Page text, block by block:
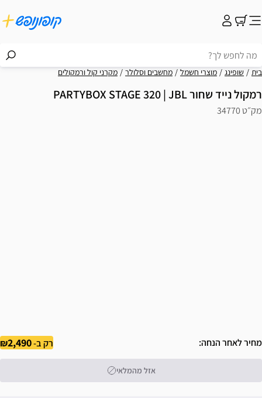
בית שופינג מוצרי חשמל מחשבים וסלולר מקרני קול ורמקולים
רמקול נייד שחור PARTYBOX STAGE 320 | JBL
מק״ט 34770
מחיר לאחר הנחה רק ב-2,490
אזל מהמלאי